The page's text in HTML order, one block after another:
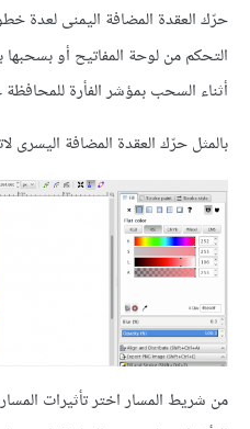
حرّك العقدة المضافة اليمنى لعدة
التحكم من لوحة المفاتيح أو
أثناء السحب بمؤشر الفأرة للمحافظة
بالمثل حرّك العقدة المضافة اليسرى